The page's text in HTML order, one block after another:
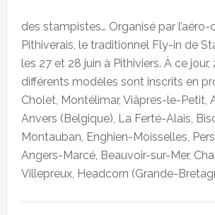
des stampistes… Organisé par l’aéro-
Pithiverais, le traditionnel Fly-in de
les 27 et 28 juin à Pithiviers. À ce
différents modèles sont inscrits en
Cholet, Montélimar, Viâpres-le-Petit,
Anvers (Belgique), La Ferté-Alais,
Montauban, Enghien-Moisselles,
Angers-Marcé, Beauvoir-sur-Mer,
Villepreux, Headcorn (Grande-